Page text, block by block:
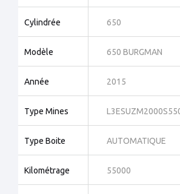
Cylindrée 650
Modèle 650 BURGMAN
Année 2015
Type Mines
Type Boite AUTOMATIQUE
Kilométrage 55000